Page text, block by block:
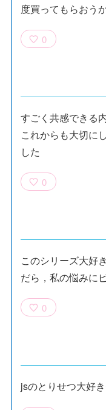
度買ってもらおう
0
すごく共感できる
これからも大切に
した
0
このシリーズ大好
だら，私の悩みに
0
jsのとりせつ大好